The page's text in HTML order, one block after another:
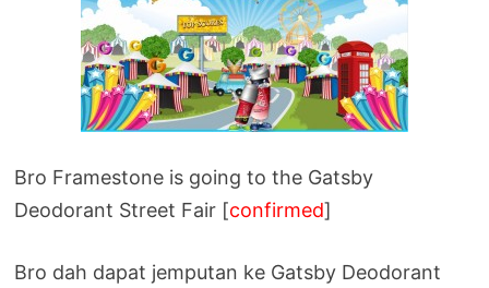
Bro Framestone is going to the Gatsby
Deodorant Street Fair [confirmed]
Bro dah dapat jemputan ke Gatsby Deodorant